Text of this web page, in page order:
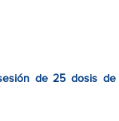
de 25 dosis de